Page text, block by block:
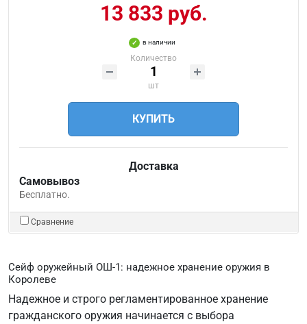
13 833 руб.
в наличии
Количество
шт
КУПИТЬ
Доставка
Самовывоз
Бесплатно.
Сравнение
Сейф оружейный ОШ-1: надежное хранение оружия в
Королеве
Надежное и строго регламентированное хранение
гражданского оружия начинается с выбора